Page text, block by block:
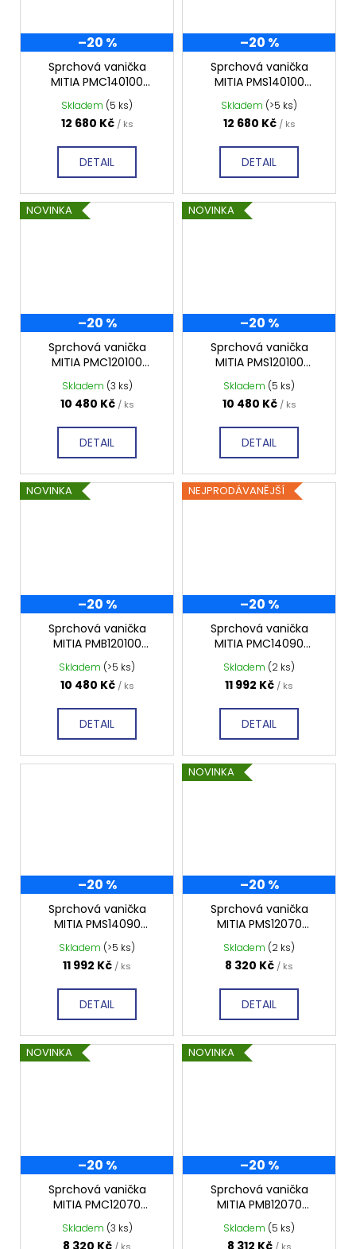
–20 %
Sprchová vanička
MITIA PMC140100
1400x1000 mm, černá
profilovaná
Skladem (5 ks)
12 680 Kč / ks
DETAIL
–20 %
Sprchová vanička
MITIA PMS140100
1400x1000 mm, šedá
profilovaná
Skladem (>5 ks)
12 680 Kč / ks
DETAIL
NOVINKA
–20 %
Sprchová vanička
MITIA PMC120100
1200x1000 mm, černá
profilovaná
Skladem (3 ks)
10 480 Kč / ks
DETAIL
NOVINKA
–20 %
Sprchová vanička
MITIA PMS120100
1200x1000 mm, šedá
profilovaná
Skladem (5 ks)
10 480 Kč / ks
DETAIL
NOVINKA
–20 %
Sprchová vanička
MITIA PMB120100
1200x1000 mm, bílá
profilovaná
Skladem (>5 ks)
10 480 Kč / ks
DETAIL
NEJPRODÁVANĚJŠÍ
–20 %
Sprchová vanička
MITIA PMC14090
1400x900 mm, černá
profilovaná
Skladem (2 ks)
11 992 Kč / ks
DETAIL
–20 %
Sprchová vanička
MITIA PMS14090
1400x900 mm, šedá
profilovaná
Skladem (>5 ks)
11 992 Kč / ks
DETAIL
NOVINKA
–20 %
Sprchová vanička
MITIA PMS12070
1200x700 mm, šedá
profilovaná
Skladem (2 ks)
8 320 Kč / ks
DETAIL
NOVINKA
–20 %
Sprchová vanička
MITIA PMC12070
1200x700 mm, černá
profilovaná
Skladem (3 ks)
NOVINKA
–20 %
Sprchová vanička
MITIA PMB12070
1200x700 mm, bílá
profilovaná
Skladem (5 ks)